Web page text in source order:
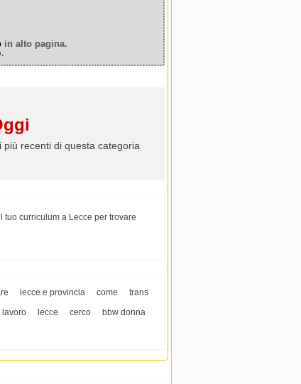
in alto pagina.
recenti di questa categoria
curriculum a Lecce per trovare
lecce e provincia come
trans
lavoro lecce cerco
bbw donna